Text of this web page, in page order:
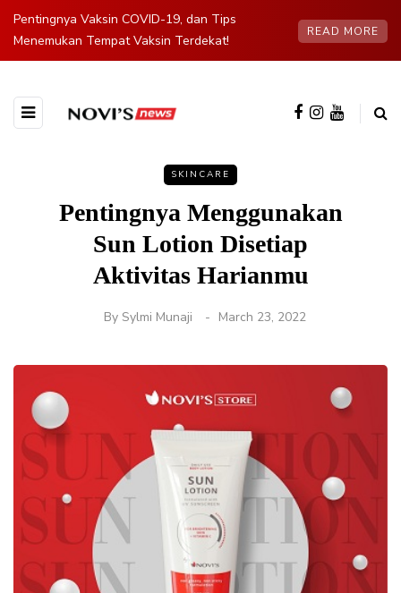
Pentingnya Vaksin COVID-19, dan Tips
Menemukan Tempat Vaksin Terdekat!
READ MORE
SKINCARE
Pentingnya Menggunakan
Sun Lotion Disetiap
Aktivitas Harianmu
By Sylmi Munaji March 23, 2022